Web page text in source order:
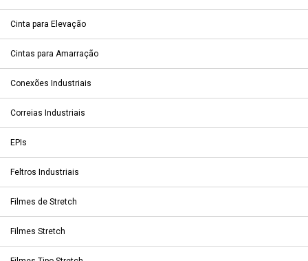
Cinta para Elevação
Cintas para Amarração
Conexões Industriais
Correias Industriais
EPIs
Feltros Industriais
Filmes de Stretch
Filmes Stretch